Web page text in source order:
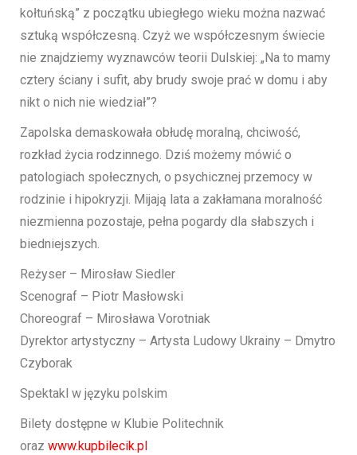
kołtuńską” z początku ubiegłego wieku można nazwać
sztuką współczesną. Czyż we współczesnym świecie
nie znajdziemy wyznawców teorii Dulskiej: „Na to mamy
cztery ściany i sufit, aby brudy swoje prać w domu i aby
nikt o nich nie wiedział”?
Zapolska demaskowała obłudę moralną, chciwość,
rozkład życia rodzinnego. Dziś możemy mówić o
patologiach społecznych, o psychicznej przemocy w
rodzinie i hipokryzji. Mijają lata a zakłamana moralność
niezmienna pozostaje, pełna pogardy dla słabszych i
biedniejszych.
Reżyser – Mirosław Siedler
Scenograf – Piotr Masłowski
Choreograf – Mirosława Vorotniak
Dyrektor artystyczny – Artysta Ludowy Ukrainy – Dmytro
Czyborak
Spektakl w języku polskim
Bilety dostępne w Klubie Politechnik
oraz www.kupbilecik.pl